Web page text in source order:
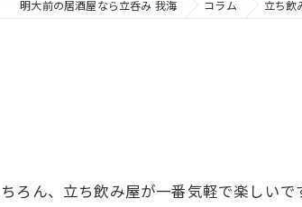
明大前の居酒屋なら立呑み 我海 コラム 立ち飲
ろん、立ち飲み屋が一番気軽で楽しい